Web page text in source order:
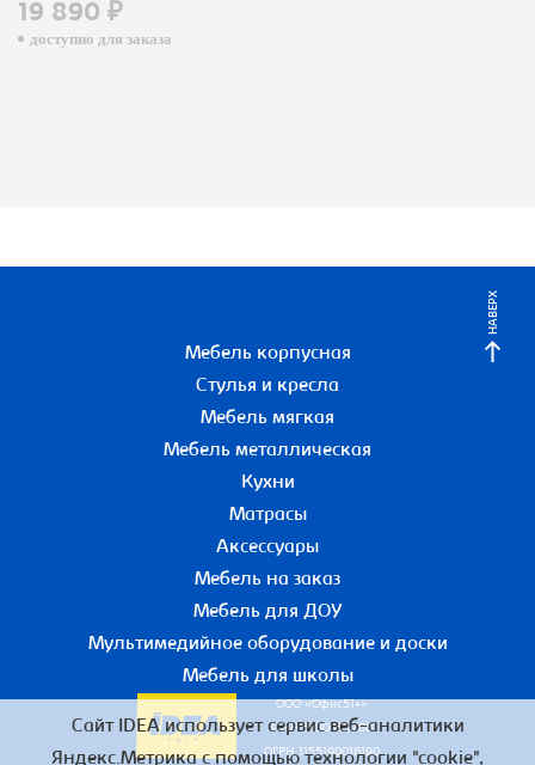
19 890 ₽
доступно для заказа
НАВЕРХ
Мебель корпусная
Стулья и кресла
Мебель мягкая
Мебель металлическая
Кухни
Матрасы
Аксессуары
Мебель на заказ
Мебель для ДОУ
Мультимедийное оборудование и доски
Мебель для школы
ООО «Офис51+»
ИНН 5190055780
ОГРН 1155190016190
Сайт IDEA использует сервис веб-аналитики
Яндекс.Метрика с помощью технологии "cookie",